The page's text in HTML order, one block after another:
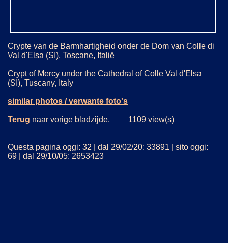
Crypte van de Barmhartigheid onder de Dom van Colle di
Val d'Elsa (SI), Toscane, Italië
Crypt of Mercy under the Cathedral of Colle Val d'Elsa
(SI), Tuscany, Italy
similar photos / verwante foto's
Terug naar vorige bladzijde. 1109 view(s)
Questa pagina oggi: 32 | dal 29/02/20: 33891 | sito oggi:
69 | dal 29/10/05: 2653423